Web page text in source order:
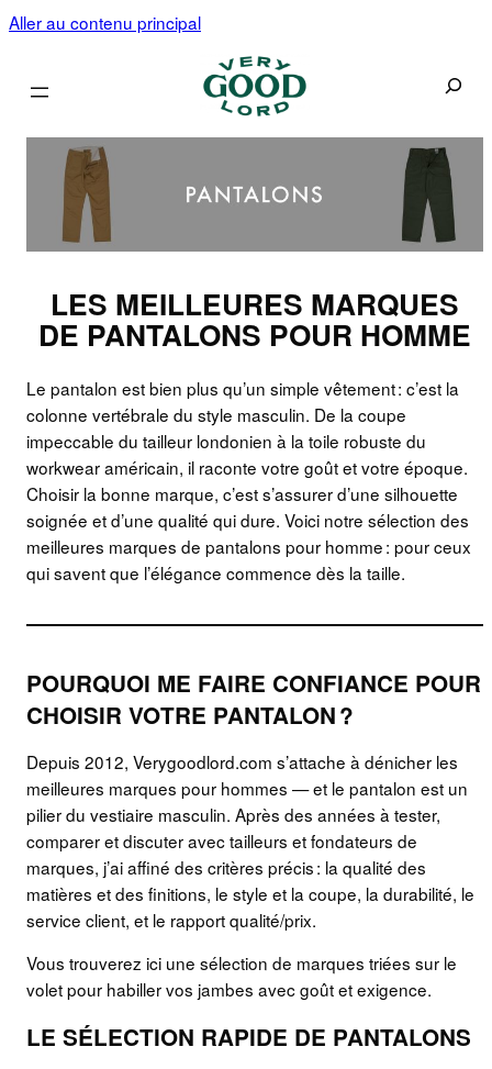
Aller au contenu principal
LES MEILLEURES MARQUES
DE PANTALONS POUR HOMME
Le pantalon est bien plus qu’un simple vêtement : c’est la
colonne vertébrale du style masculin. De la coupe
impeccable du tailleur londonien à la toile robuste du
workwear américain, il raconte votre goût et votre époque.
Choisir la bonne marque, c’est s’assurer d’une silhouette
soignée et d’une qualité qui dure. Voici notre sélection des
meilleures marques de pantalons pour homme : pour ceux
qui savent que l’élégance commence dès la taille.
POURQUOI ME FAIRE CONFIANCE POUR
CHOISIR VOTRE PANTALON ?
Depuis 2012, Verygoodlord.com s’attache à dénicher les
meilleures marques pour hommes — et le pantalon est un
pilier du vestiaire masculin. Après des années à tester,
comparer et discuter avec tailleurs et fondateurs de
marques, j’ai affiné des critères précis : la qualité des
matières et des finitions, le style et la coupe, la durabilité, le
service client, et le rapport qualité/prix.
Vous trouverez ici une sélection de marques triées sur le
volet pour habiller vos jambes avec goût et exigence.
LE SÉLECTION RAPIDE DE PANTALONS